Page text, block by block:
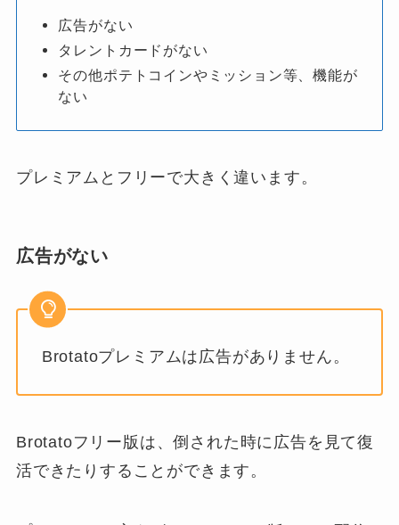
広告がない
タレントカードがない
その他ポテトコインやミッション等、機能が
ない
プレミアムとフリーで大きく違います。
広告がない
Brotatoプレミアムは広告がありません。
Brotatoフリー版は、倒された時に広告を見て復
活できたりすることができます。